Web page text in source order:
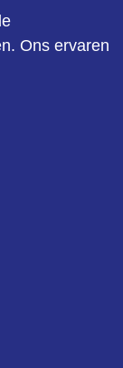
Ons ervaren